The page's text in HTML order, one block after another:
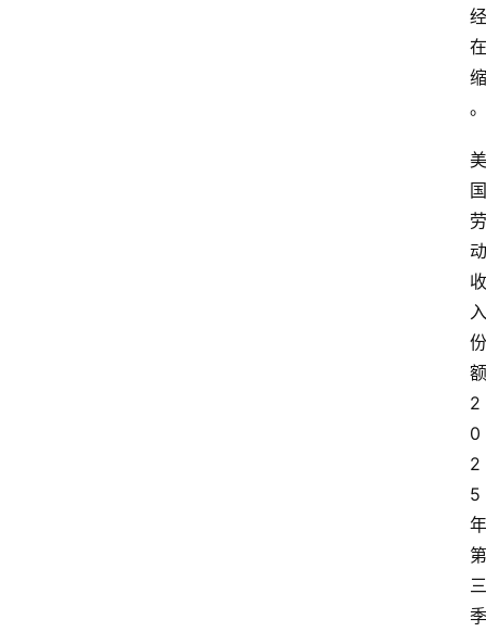
经
在
缩
。
美
国
劳
动
收
入
份
额
2
0
2
5
年
第
三
季